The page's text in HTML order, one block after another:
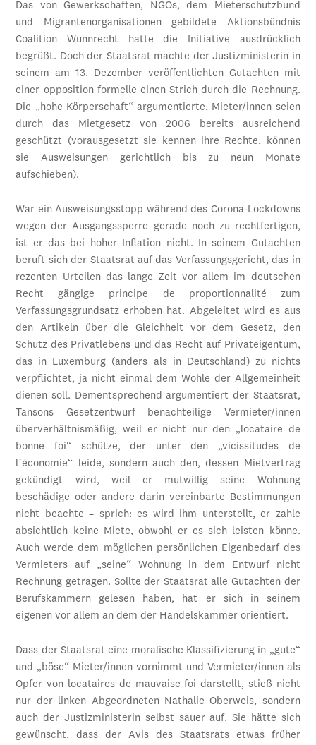
Das von Gewerkschaften, NGOs, dem Mieterschutzbund
und Migrantenorganisationen gebildete Aktionsbündnis
Coalition Wunnrecht hatte die Initiative ausdrücklich
begrüßt. Doch der Staatsrat machte der Justizministerin in
seinem am 13. Dezember veröffentlichten Gutachten mit
einer opposition formelle einen Strich durch die Rechnung.
Die „hohe Körperschaft“ argumentierte, Mieter/innen seien
durch das Mietgesetz von 2006 bereits ausreichend
geschützt (vorausgesetzt sie kennen ihre Rechte, können
sie Ausweisungen gerichtlich bis zu neun Monate
aufschieben).
War ein Ausweisungsstopp während des Corona-Lockdowns
wegen der Ausgangssperre gerade noch zu rechtfertigen,
ist er das bei hoher Inflation nicht. In seinem Gutachten
beruft sich der Staatsrat auf das Verfassungsgericht, das in
rezenten Urteilen das lange Zeit vor allem im deutschen
Recht gängige principe de proportionnalité zum
Verfassungsgrundsatz erhoben hat. Abgeleitet wird es aus
den Artikeln über die Gleichheit vor dem Gesetz, den
Schutz des Privatlebens und das Recht auf Privateigentum,
das in Luxemburg (anders als in Deutschland) zu nichts
verpflichtet, ja nicht einmal dem Wohle der Allgemeinheit
dienen soll. Dementsprechend argumentiert der Staatsrat,
Tansons Gesetzentwurf benachteilige Vermieter/innen
überverhältnismäßig, weil er nicht nur den „locataire de
bonne foi“ schütze, der unter den „vicissitudes de
l᾽économie“ leide, sondern auch den, dessen Mietvertrag
gekündigt wird, weil er mutwillig seine Wohnung
beschädige oder andere darin vereinbarte Bestimmungen
nicht beachte – sprich: es wird ihm unterstellt, er zahle
absichtlich keine Miete, obwohl er es sich leisten könne.
Auch werde dem möglichen persönlichen Eigenbedarf des
Vermieters auf „seine“ Wohnung in dem Entwurf nicht
Rechnung getragen. Sollte der Staatsrat alle Gutachten der
Berufskammern gelesen haben, hat er sich in seinem
eigenen vor allem an dem der Handelskammer orientiert.
Dass der Staatsrat eine moralische Klassifizierung in „gute“
und „böse“ Mieter/innen vornimmt und Vermieter/innen als
Opfer von locataires de mauvaise foi darstellt, stieß nicht
nur der linken Abgeordneten Nathalie Oberweis, sondern
auch der Justizministerin selbst sauer auf. Sie hätte sich
gewünscht, dass der Avis des Staatsrats etwas früher